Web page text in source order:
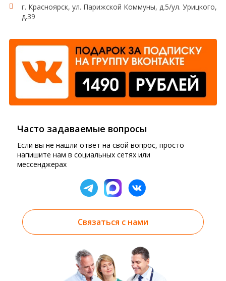
Исследование:
2-оксоглутаратзависимая демителаза нуклеиновых
Область применения:
Метаболический синдром
г. Красноярск, ул. Парижской Коммуны, д.5/ул. Урицкого,
д.39
Часто задаваемые вопросы
Если вы не нашли ответ на свой вопрос, просто
напишите нам в социальных сетях или
мессенджерах
Связаться с нами